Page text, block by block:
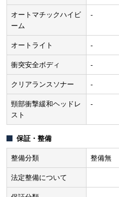
オートマチックハイビ
ーム
-
オートライト -
衝突安全ボディ -
クリアランスソナー -
頸部衝撃緩和ヘッドレ
スト
-
保証・整備
整備分類 整備無
法定整備について